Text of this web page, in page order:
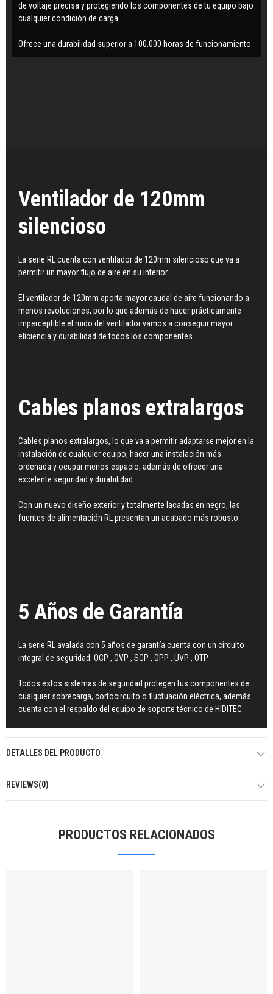
de voltaje precisa y protegiendo los componentes de tu equipo bajo
cualquier condición de carga.
Ofrece una durabilidad superior a 100.000 horas de funcionamiento.
Ventilador de 120mm
silencioso
La serie RL cuenta con ventilador de 120mm silencioso que va a
permitir un mayor flujo de aire en su interior.
El ventilador de 120mm aporta mayor caudal de aire funcionando a
menos revoluciones, por lo que además de hacer prácticamente
imperceptible el ruido del ventilador vamos a conseguir mayor
eficiencia y durabilidad de todos los componentes.
Cables planos extralargos
Cables planos extralargos, lo que va a permitir adaptarse mejor en la
instalación de cualquier equipo, hacer una instalación más
ordenada y ocupar menos espacio, además de ofrecer una
excelente seguridad y durabilidad.
Con un nuevo diseño exterior y totalmente lacadas en negro, las
fuentes de alimentación RL presentan un acabado más robusto.
5 Años de Garantía
La serie RL avalada con 5 años de garantía cuenta con un circuito
integral de seguridad: OCP , OVP , SCP , OPP , UVP , OTP.
Todos estos sistemas de seguridad protegen tus componentes de
cualquier sobrecarga, cortocircuito o fluctuación eléctrica, además
cuenta con el respaldo del equipo de soporte técnico de HIDITEC.
DETALLES DEL PRODUCTO
REVIEWS(0)
PRODUCTOS RELACIONADOS